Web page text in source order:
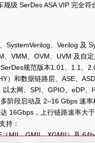
规级 SerDes ASA VIP 完全
SystemVerilog、Verilog 及
、VMM、OVM、UVM 及自定
规范版本1.01、1.1、
）和数据链路层、ASE、
以太网、SPI、GPIO、eDP、
阶段启动及 2–16 Gbps 速率
16Gbps，上行链路速率大
持：
（MII、GMII、XGMII）及